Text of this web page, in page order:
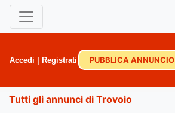
Accedi Registrati PUBBLICA ANNUNCIO
Tutti gli annunci di Trovoio